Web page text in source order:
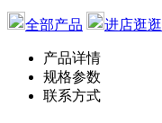
全部产品 进店逛逛
产品详情
规格参数
联系方式